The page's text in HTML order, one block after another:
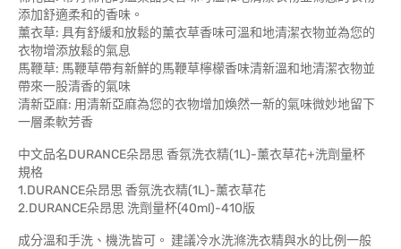
添加舒適柔和的香味。
薰衣草: 具有舒緩和放鬆的薰衣草香味可溫和地清潔衣物並為您的
衣物增添放鬆的氣息
馬鞭草: 馬鞭草帶有新鮮的馬鞭草檸檬香味清新溫和地清潔衣物並
帶來一股清香的氣味
清新亞麻: 用清新亞麻為您的衣物增加煥然一新的氣味微妙地留下
一層柔軟芳香
中文品名DURANCE朵昂思 香氛洗衣精(1L)-薰衣草花+洗劑量杯
規格
1.DURANCE朵昂思 香氛洗衣精(1L)-薰衣草花
2.DURANCE朵昂思 洗劑量杯(40ml)-410版
成分溫和手洗、機洗皆可。 建議冷水洗滌洗衣精與水的比例一般